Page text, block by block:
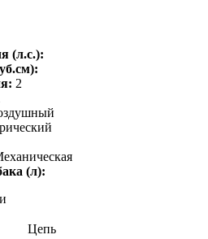
(л.с.):
2
(л):
Цепь